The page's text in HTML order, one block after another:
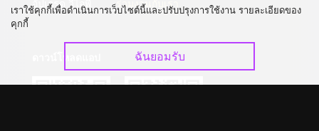
อัปเกรด วีไอพี
ร่วมงานกับเรา
เราใช้คุกกี้เพื่อดำเนินการเว็บไซต์นี้และปรับปรุงการใช้งาน รายละเอียดของ
คุกกี้
ฉันยอมรับ